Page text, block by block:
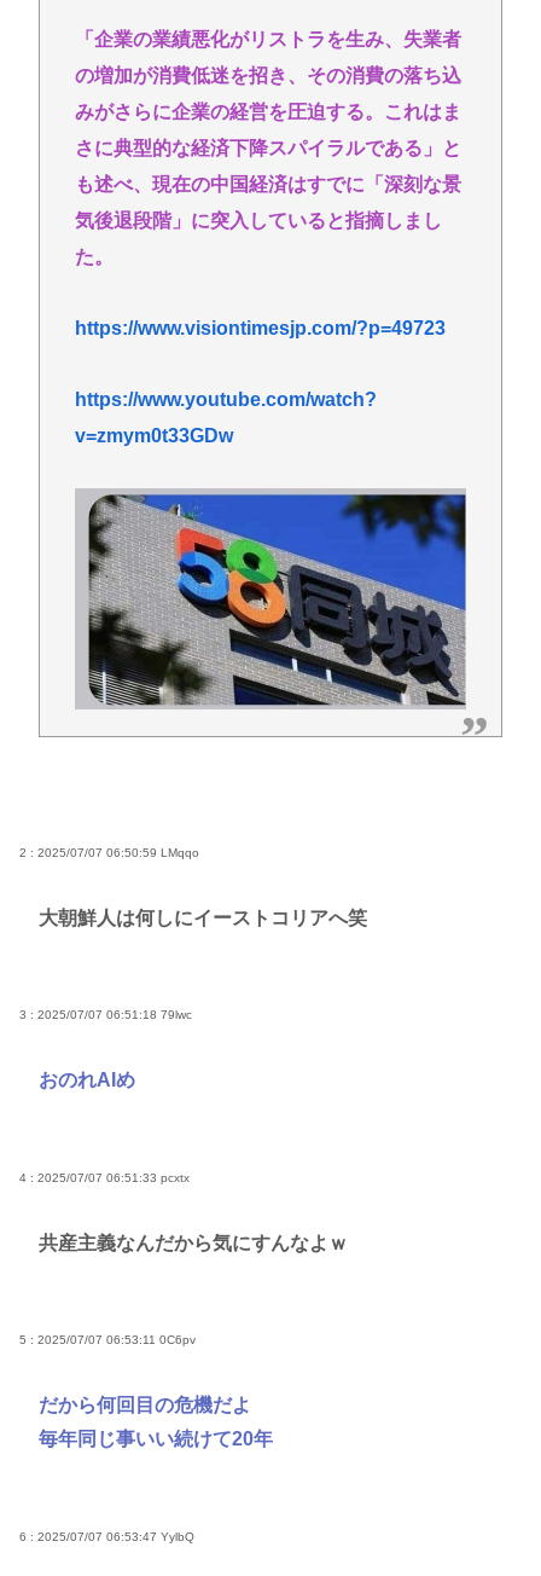
「企業の業績悪化がリストラを生み、失業者
の増加が消費低迷を招き、その消費の落ち込
みがさらに企業の経営を圧迫する。これはま
さに典型的な経済下降スパイラルである」と
も述べ、現在の中国経済はすでに「深刻な景
気後退段階」に突入していると指摘しまし
た。
https://www.visiontimesjp.com/?p=49723
https://www.youtube.com/watch?
v=zmym0t33GDw
2 : 2025/07/07 06:50:59 LMqqo
大朝鮮人は何しにイーストコリアへ笑
3 : 2025/07/07 06:51:18 79lwc
おのれAIめ
4 : 2025/07/07 06:51:33 pcxtx
共産主義なんだから気にすんなよｗ
5 : 2025/07/07 06:53:11 0C6pv
だから何回目の危機だよ
毎年同じ事いい続けて20年
6 : 2025/07/07 06:53:47 YylbQ